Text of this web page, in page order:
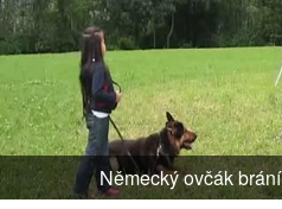
Německý ovčák